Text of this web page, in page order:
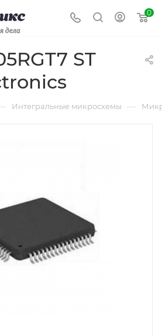
дела
0
ST
Интегральные микросхемы —